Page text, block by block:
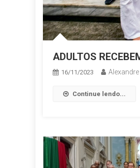
ADULTOS
16/11/2023
Continue lendo...